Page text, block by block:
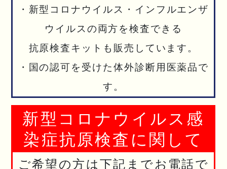
・新型コロナウイルス・インフルエンザ
ウイルスの両方を検査できる
抗原検査キットも販売しています。
・国の認可を受けた体外診断用医薬品で
す。
新型コロナウイルス感
染症抗原検査に関して
ご希望の方は下記までお電話で